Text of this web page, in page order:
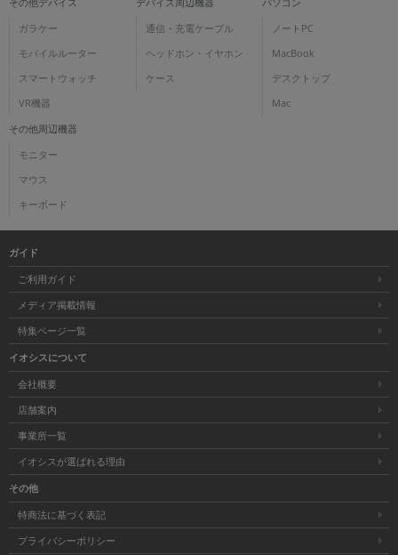
ガラケー
モバイルルーター
スマートウォッチ
VR機器
通信・充電ケーブル
ヘッドホン・イヤホン
ケース
ノートPC
MacBook
デスクトップ
Mac
その他周辺機器
モニター
マウス
キーボード
ガイド
ご利用ガイド
メディア掲載情報
特集ページ一覧
イオシスについて
会社概要
店舗案内
事業所一覧
イオシスが選ばれる理由
その他
特商法に基づく表記
プライバシーポリシー